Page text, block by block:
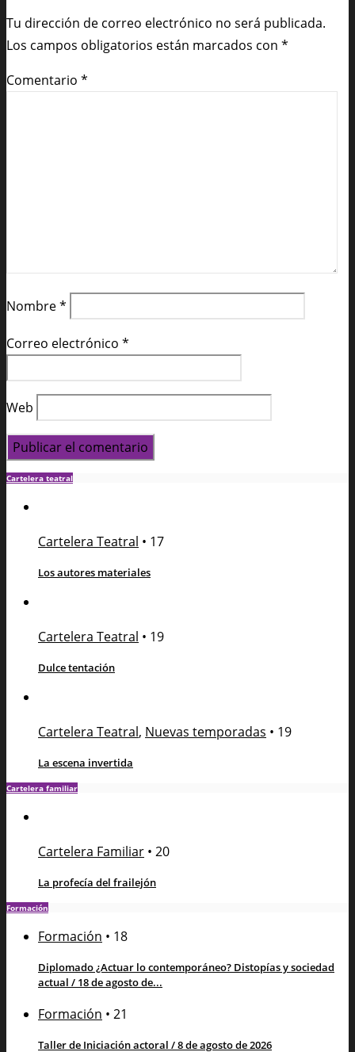
Tu dirección de correo electrónico no será publicada.
Los campos obligatorios están marcados con *
Comentario *
Nombre*
Correo electrónico *
Web
Cartelera teatral
Cartelera Teatral • 17
Los autores materiales
Cartelera Teatral • 19
Dulce tentación
Cartelera Teatral, Nuevas temporadas • 19
La escena invertida
Cartelera familiar
Cartelera Familiar • 20
La profecía del frailejón
Formación
Formación • 18
Diplomado ¿Actuar lo contemporáneo? Distopías y sociedad
actual / 18 de agosto de...
Formación • 21
Taller de Iniciación actoral / 8 de agosto de 2026